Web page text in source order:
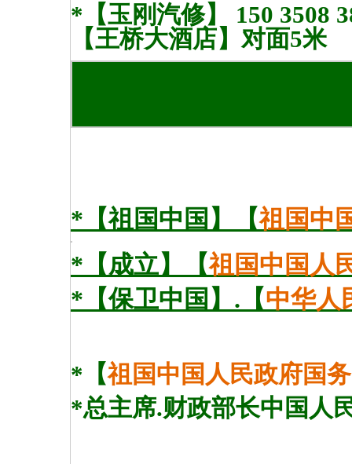
*【玉刚汽修】 150 3508
【王桥大酒店】对面5米
*【祖国中国 】 【祖国中
*【成立】【祖国中国人
*【保卫中国 】.【中华人
*【祖国中国人民政府国
*总主席.财政部长中国人